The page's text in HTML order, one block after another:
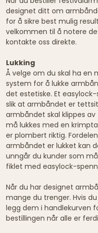
designet ditt om
for å sikre best mulig
velkommen til å notere
kontakte oss direkte.
Lukking
Å velge om du skal ha en
system for å lukke
det estetiske. Et
slik at armbåndet er
armbåndet skal klippes
må lukkes med en
er plombert riktig.
armbåndet er lukket kan
unngår du kunder som
fiklet med easylock-
Når du har designet
mange du trenger. Hvis
legg dem i handlekurven
bestillingen når alle er